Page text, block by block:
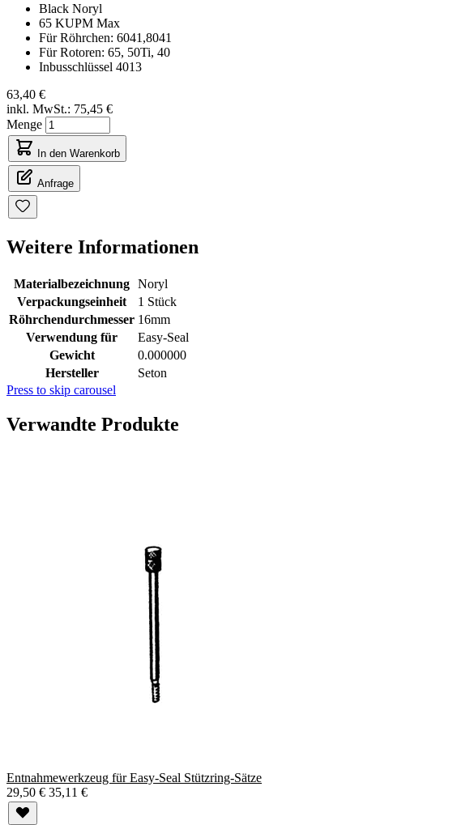
Black Noryl
65 KUPM Max
Für Röhrchen: 6041,8041
Für Rotoren: 65, 50Ti, 40
Inbusschlüssel 4013
63,40 €
inkl. MwSt.: 75,45 €
Menge
In den Warenkorb
Anfrage
Weitere Informationen
Materialbezeichnung Noryl
Verpackungseinheit
1 Stück
Röhrchendurchmesser 16mm
Verwendung für
Easy-Seal
Gewicht
0.000000
Hersteller
Seton
Press to skip carousel
Verwandte Produkte
Entnahmewerkzeug für Easy-Seal Stützring-Sätze
29,50 € 35,11 €